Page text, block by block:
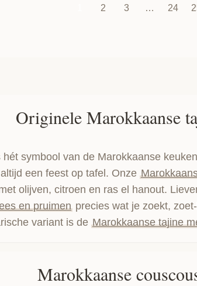
2 3 … 24
Originele Marokkaanse
hét symbool van de Marokkaanse
een feest op tafel. Onze
olijven, citroen en ras el hanout.
en pruimenprecies wat je zoekt,
variant is de Marokkaanse tajine
Marokkaanse